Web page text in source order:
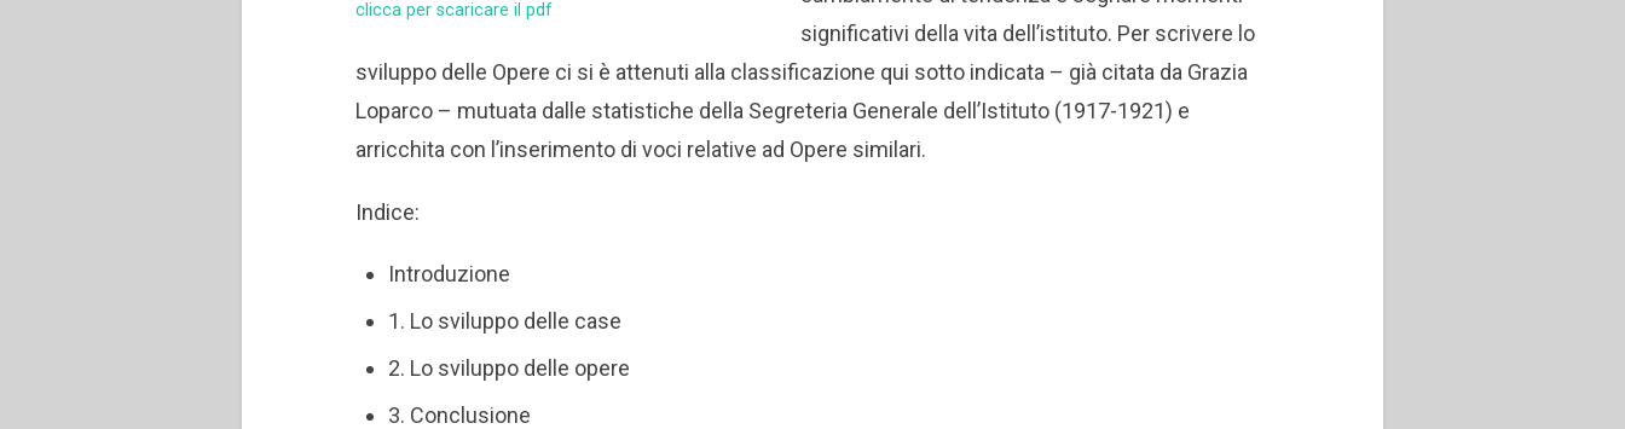
clicca per scaricare il pdf
significativi della vita dell’istituto. Per scrivere lo
sviluppo delle Opere ci si è attenuti alla classificazione qui sotto indicata – già citata da Grazia
Loparco – mutuata dalle statistiche della Segreteria Generale dell’Istituto (1917-1921) e
arricchita con l’inserimento di voci relative ad Opere similari.
Indice:
Introduzione
1. Lo sviluppo delle case
2. Lo sviluppo delle opere
3. Conclusione